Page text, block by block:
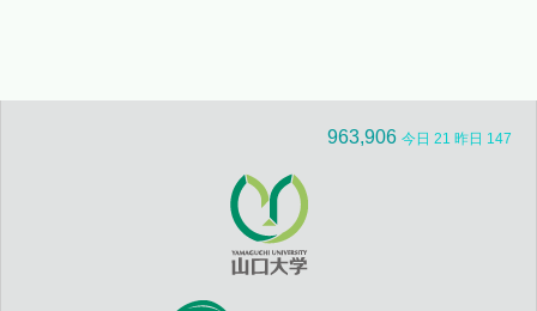
963,906 今日 21 昨日 147